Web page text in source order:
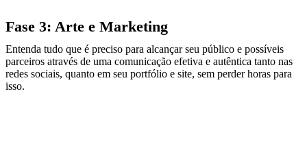
Fase 3: Arte e Marketing
Entenda tudo que é preciso para alcançar seu público e possíveis
parceiros através de uma comunicação efetiva e autêntica tanto nas
redes sociais, quanto em seu portfólio e site, sem perder horas para
isso.